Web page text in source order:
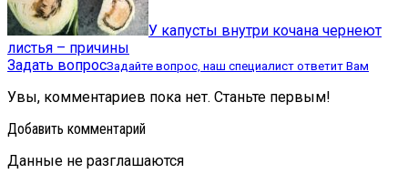
У капусты внутри кочана чернеют
листья – причины
Задать вопросЗадайте вопрос, наш специалист ответит Вам
Увы, комментариев пока нет. Станьте первым!
Добавить комментарий
Данные не разглашаются